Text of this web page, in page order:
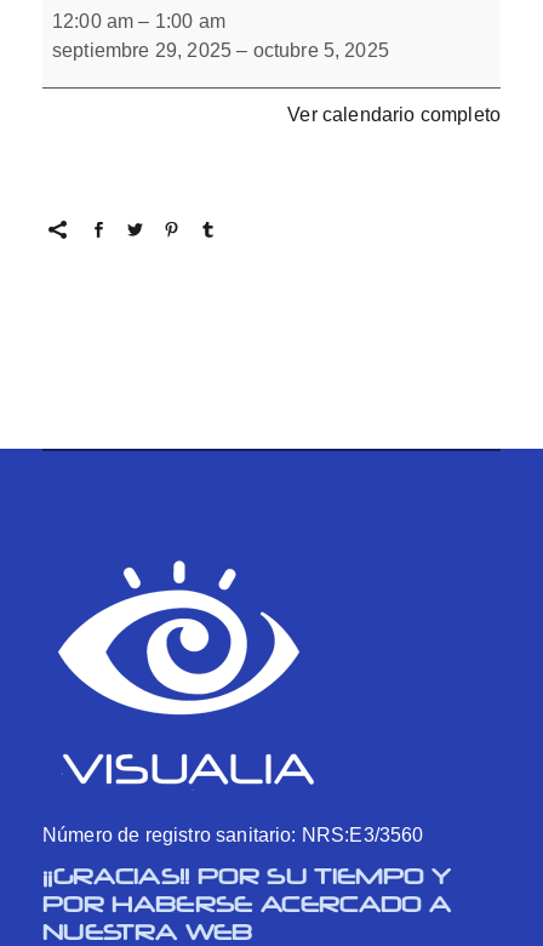
escondidos
12:00 am – 1:00 am
septiembre 29, 2025 – octubre 5, 2025
Ver calendario completo
Número de registro sanitario: NRS:E3/3560
¡¡GRACIAS!! POR SU TIEMPO Y
POR HABERSE ACERCADO A
NUESTRA WEB